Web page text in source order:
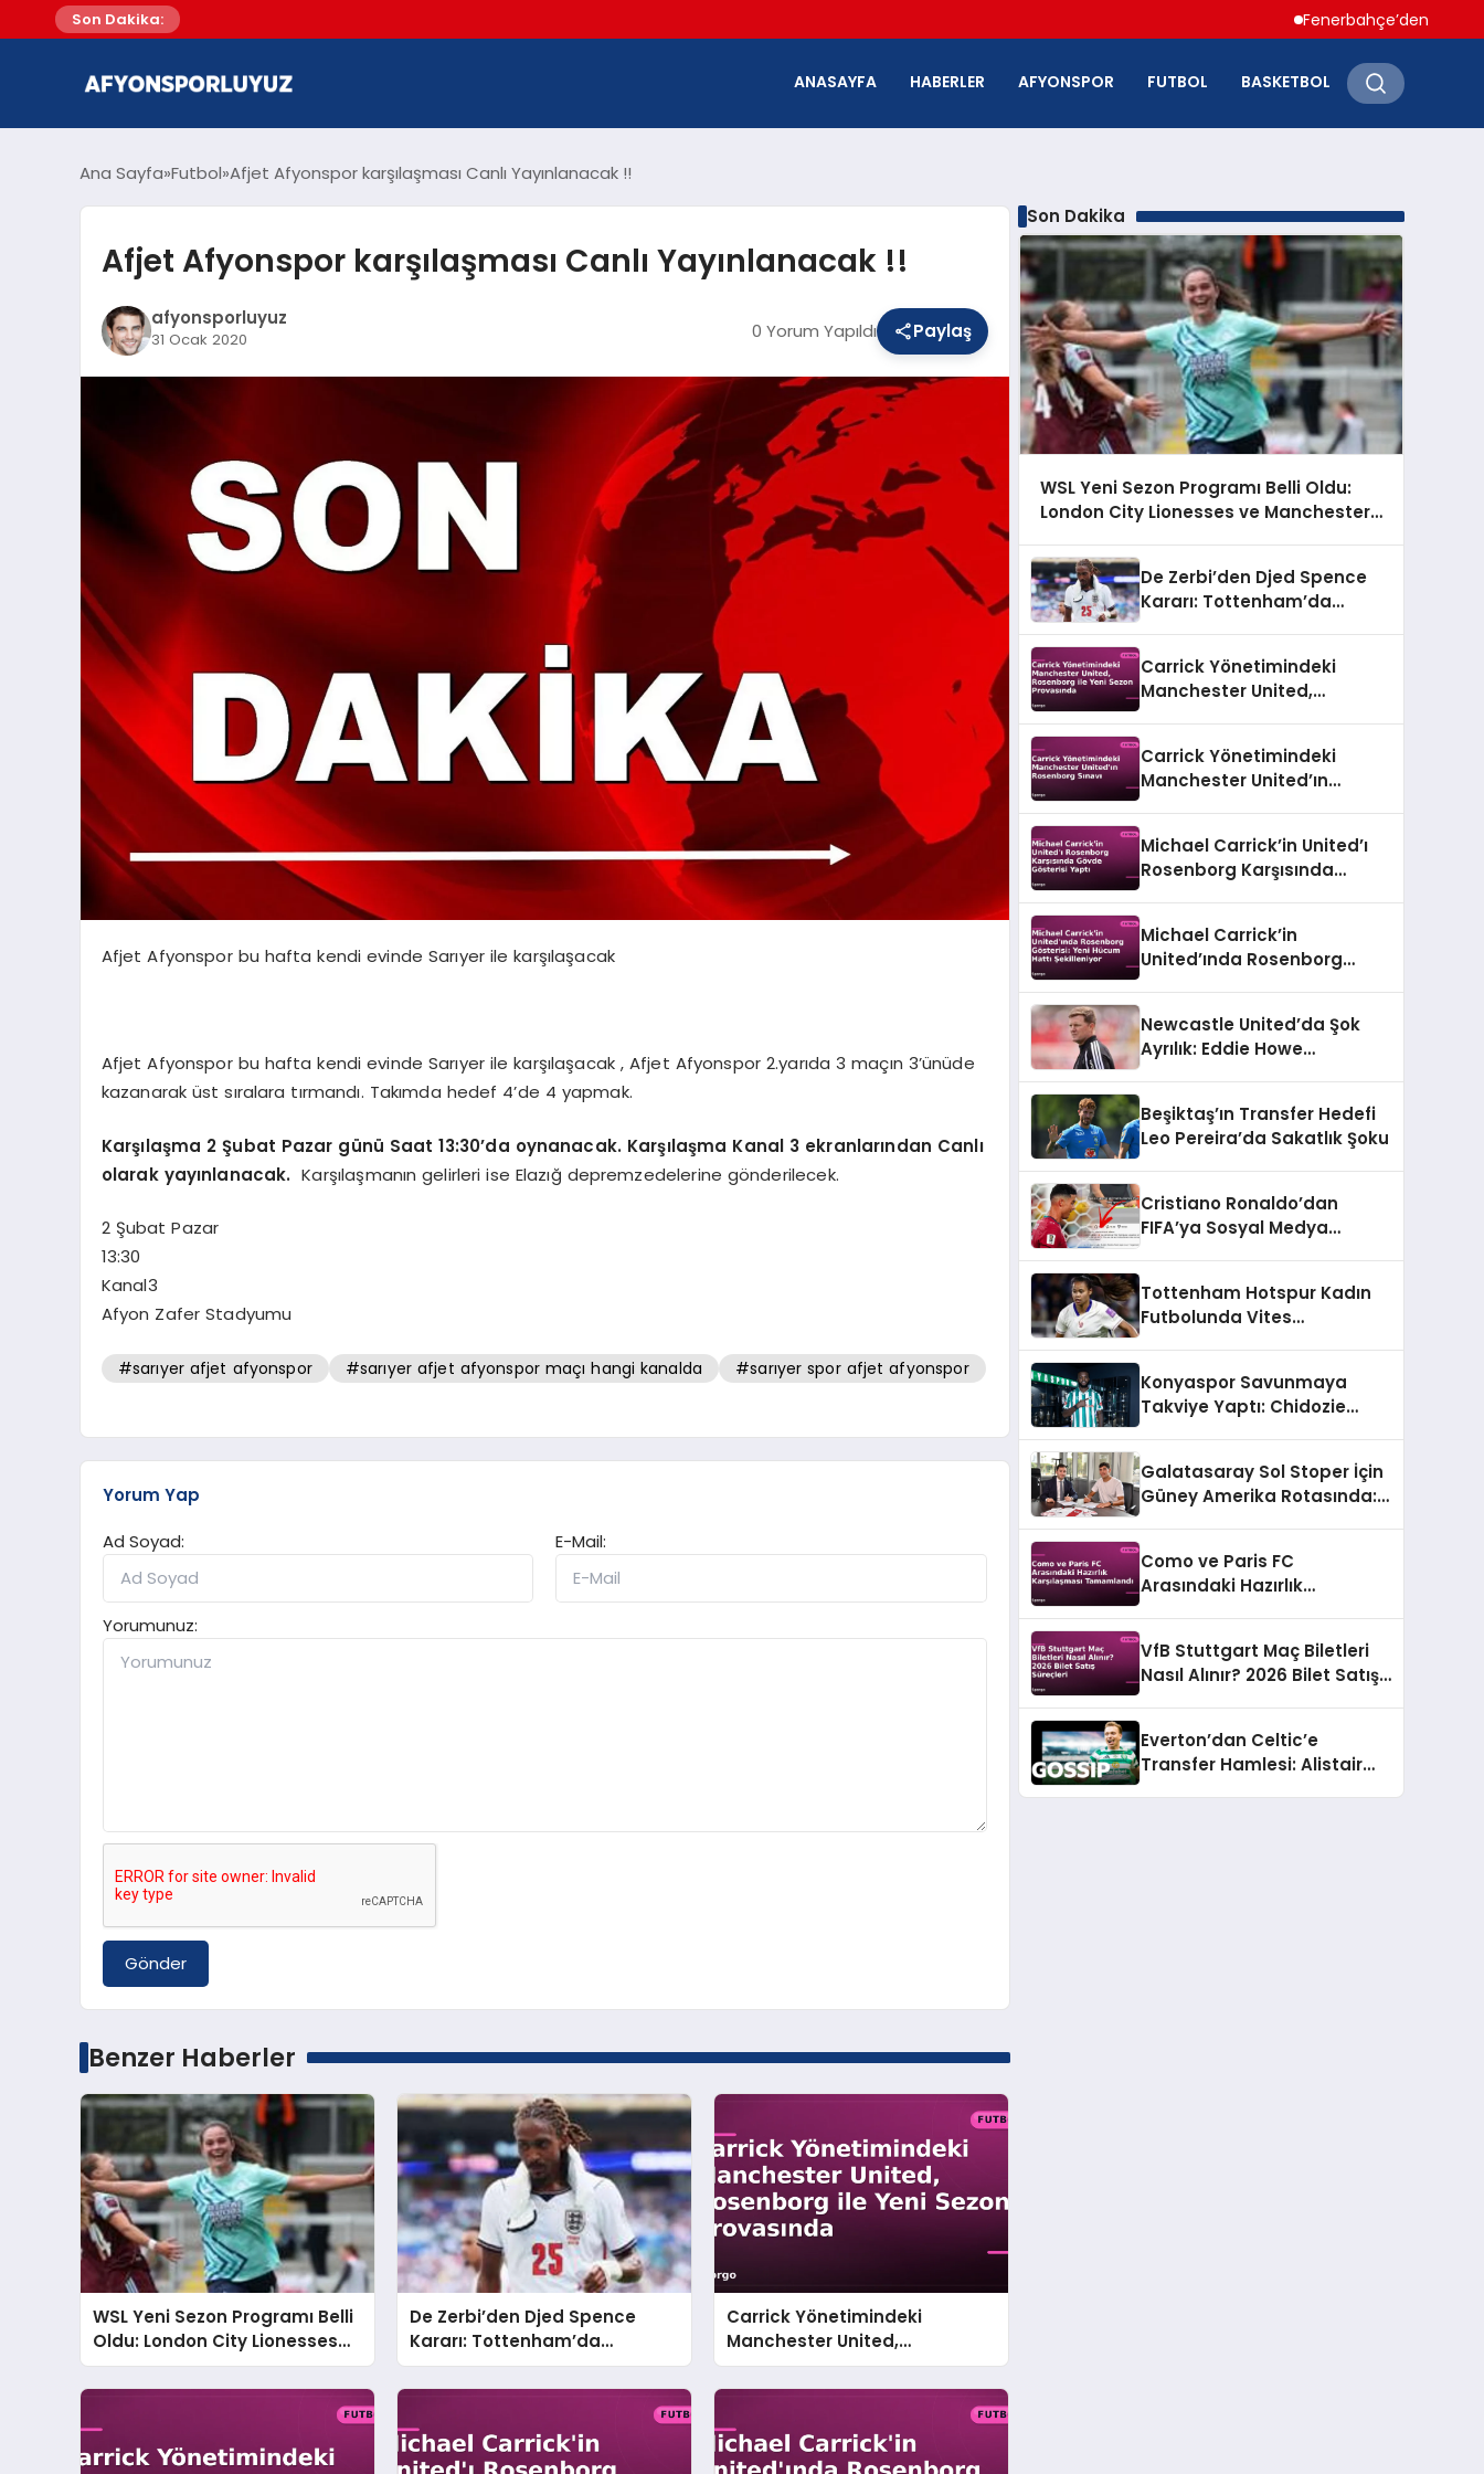
Son Dakika: Fenerbahçe’den Hakan
ANASAYFA HABERLER AFYONSPOR FUTBOL BASKETBOL
Ana Sayfa Futbol Afjet Afyonspor karşılaşması Canlı Yayınlanacak !!
Afjet Afyonspor karşılaşması Canlı Yayınlanacak !!
afyonsporluyuz
31 Ocak 2020 0 Yorum Yapıldı Paylaş
Afjet Afyonspor bu hafta kendi evinde Sarıyer ile karşılaşacak
Afjet Afyonspor bu hafta kendi evinde Sarıyer ile karşılaşacak , Afjet Afyonspor 2.yarıda 3 maçın 3’ünüde
kazanarak üst sıralara tırmandı. Takımda hedef 4’de 4 yapmak.
Karşılaşma 2 Şubat Pazar günü Saat 13:30’da oynanacak. Karşılaşma Kanal 3 ekranlarından Canlı
olarak yayınlanacak.Karşılaşmanın gelirleri ise Elazığ depremzedelerine gönderilecek.
2 Şubat Pazar
13:30
Kanal3
Afyon Zafer Stadyumu
#sarıyer afjet afyonspor #sarıyer afjet afyonspor maçı hangi kanalda #sarıyer spor afjet afyonspor
Yorum Yap
Ad Soyad:
E-Mail:
Yorumunuz:
Gönder
Benzer Haberler
WSL Yeni Sezon Programı Belli
Oldu: London City Lionesses
ve Manchester United Karşı
Karşıya
De Zerbi’den Djed Spence
Kararı: Tottenham’da
Geleceği Belli Oluyor
Carrick Yönetimindeki
Manchester United,
Rosenborg ile Yeni Sezon
Provasında
Son Dakika
WSL Yeni Sezon Programı Belli Oldu:
London City Lionesses ve Manchester
De Zerbi’den Djed Spence
Kararı: Tottenham’da
Carrick Yönetimindeki
Manchester United,
Carrick Yönetimindeki
Manchester United’ın
Michael Carrick’in United’ı
Rosenborg Karşısında
Michael Carrick’in
United’ında Rosenborg
Newcastle United’da Şok
Ayrılık: Eddie Howe
Beşiktaş’ın Transfer Hedefi
Leo Pereira’da Sakatlık Şoku
Cristiano Ronaldo’dan
FIFA’ya Sosyal Medya
Tottenham Hotspur Kadın
Futbolunda Vites
Konyaspor Savunmaya
Takviye Yaptı: Chidozie
Galatasaray Sol Stoper İçin
Güney Amerika Rotasında:
Como ve Paris FC
Arasındaki Hazırlık
VfB Stuttgart Maç Biletleri
Nasıl Alınır? 2026 Bilet Satış
Everton’dan Celtic’e
Transfer Hamlesi: Alistair